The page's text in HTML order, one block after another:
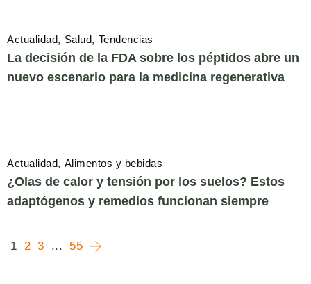
Actualidad Salud Tendencias
La decisión de la FDA sobre los péptidos abre un
nuevo escenario para la medicina regenerativa
Actualidad Alimentos y bebidas
¿Olas de calor y tensión por los suelos? Estos
adaptógenos y remedios funcionan siempre
1 2 3 ... 55